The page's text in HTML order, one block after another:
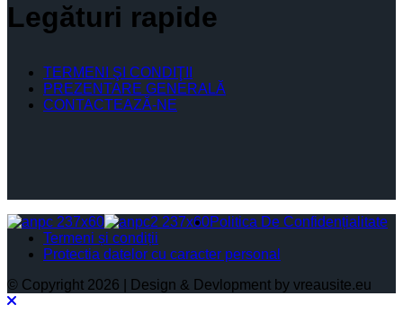
Legături rapide
TERMENI ŞI CONDIŢII
PREZENTARE GENERALĂ
CONTACTEAZĂ-NE
Politica De Confidențialitate
Termeni și condiții
Protectia datelor cu caracter personal
© Copyright 2026 | Design & Devlopment by vreausite.eu